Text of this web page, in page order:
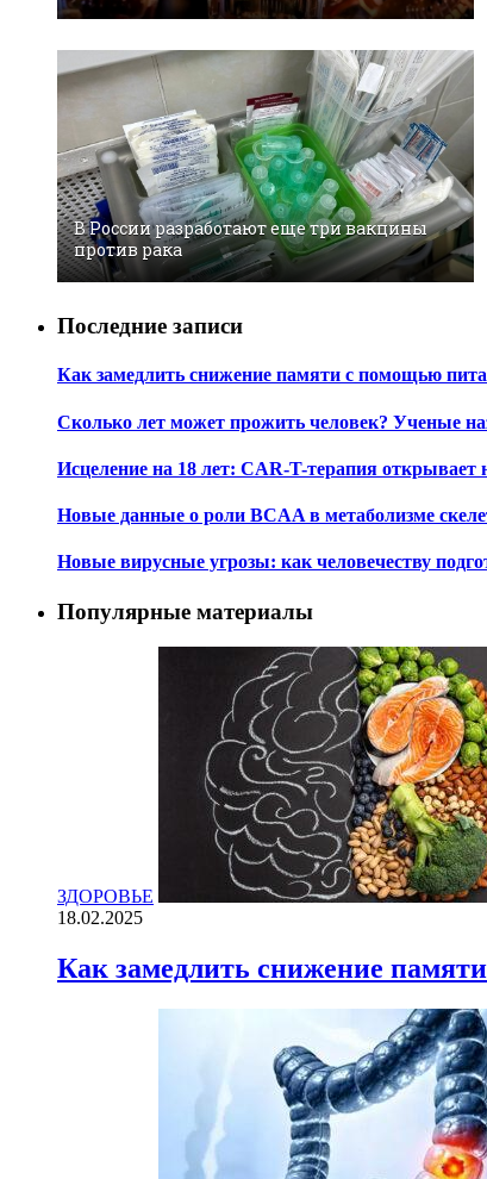
В России разработают еще три вакцины
против рака
Последние записи
Как замедлить снижение памяти с помощью
Сколько лет может прожить человек? Ученые
Исцеление на 18 лет: CAR-T-терапия
Новые данные о роли BCAA в метаболизме
Новые вирусные угрозы: как человечеству
Популярные материалы
ЗДОРОВЬЕ
18.02.2025
Как замедлить снижение